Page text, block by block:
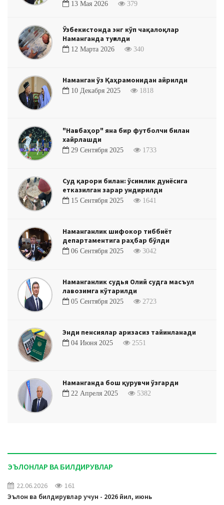
13 Мая 2026 379
Ўзбекистонда энг кўп чақалоқлар
Наманганда туғилди
12 Марта 2026 340
Наманган ўз Қаҳрамонидан айрилди
10 Декабря 2025 1818
"Навбаҳор" яна бир футболчи билан
хайрлашди
29 Сентября 2025 1733
Суд қарори билан: ўсимлик дунёсига
етказилган зарар ундирилди
15 Сентября 2025 1641
Наманганлик шифокор тиббиёт
департаментига раҳбар бўлди
06 Сентября 2025 3042
Наманганлик судья Олий судга масъул
лавозимга кўтарилди
05 Сентября 2025 2723
Энди пенсиялар аризасиз тайинланади
04 Июня 2025 2551
Наманганда бош қурувчи ўзгарди
22 Апреля 2025 5382
ЭЪЛОНЛАР ВА БИЛДИРУВЛАР
22.06.2026
161
Эълон ва билдирувлар учун - 2026 йил, июнь